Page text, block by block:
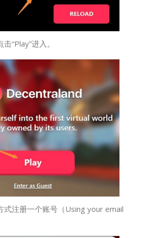
“Play”进入。
式注册一个账号（Using your email